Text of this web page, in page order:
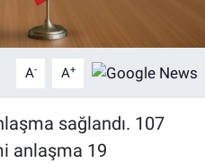
A- A+
sağlandı. 107
anlaşma 19